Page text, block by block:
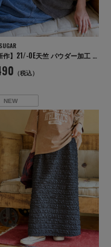
【秋新作】21/-OE天竺 パウダー加工 ラグラン 6分袖 ロゴプリント Tシャツ
（税込）
NEW